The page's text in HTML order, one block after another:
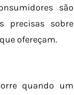
são
precisas sobre
ofereçam.
quando um